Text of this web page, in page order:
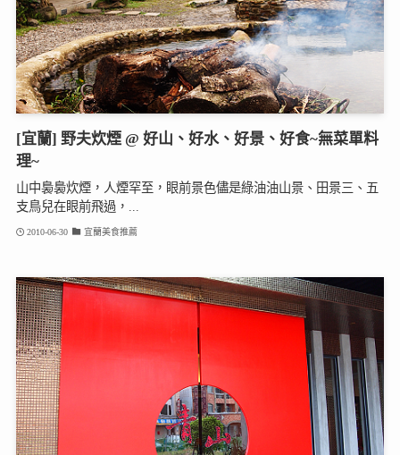
[宜蘭] 野夫炊煙 @ 好山、好水、好景、好食~無菜單料
理~
山中裊裊炊煙，人煙罕至，眼前景色儘是綠油油山景、田景三、五
支鳥兒在眼前飛過，...
2010-06-30 宜蘭美食推薦